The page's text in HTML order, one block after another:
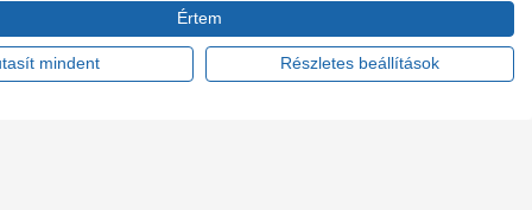
Fizetési feltételek
Értem
mindent Részletes beállítások